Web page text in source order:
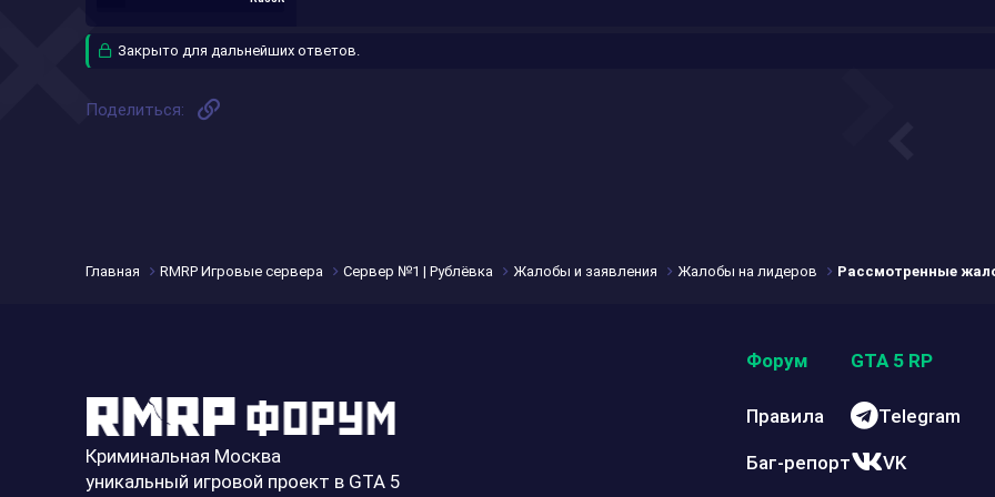
Закрыто для дальнейших ответов.
Поделиться:
Главная RMRP Игровые сервера Сервер №1 | Рублёвка Жалобы и заявления Жалобы на лидеров Рассмотренные
Криминальная Москва
уникальный игровой проект в GTA 5
Форум
Правила
Баг-репорт
GTA 5 RP
Telegram
VK